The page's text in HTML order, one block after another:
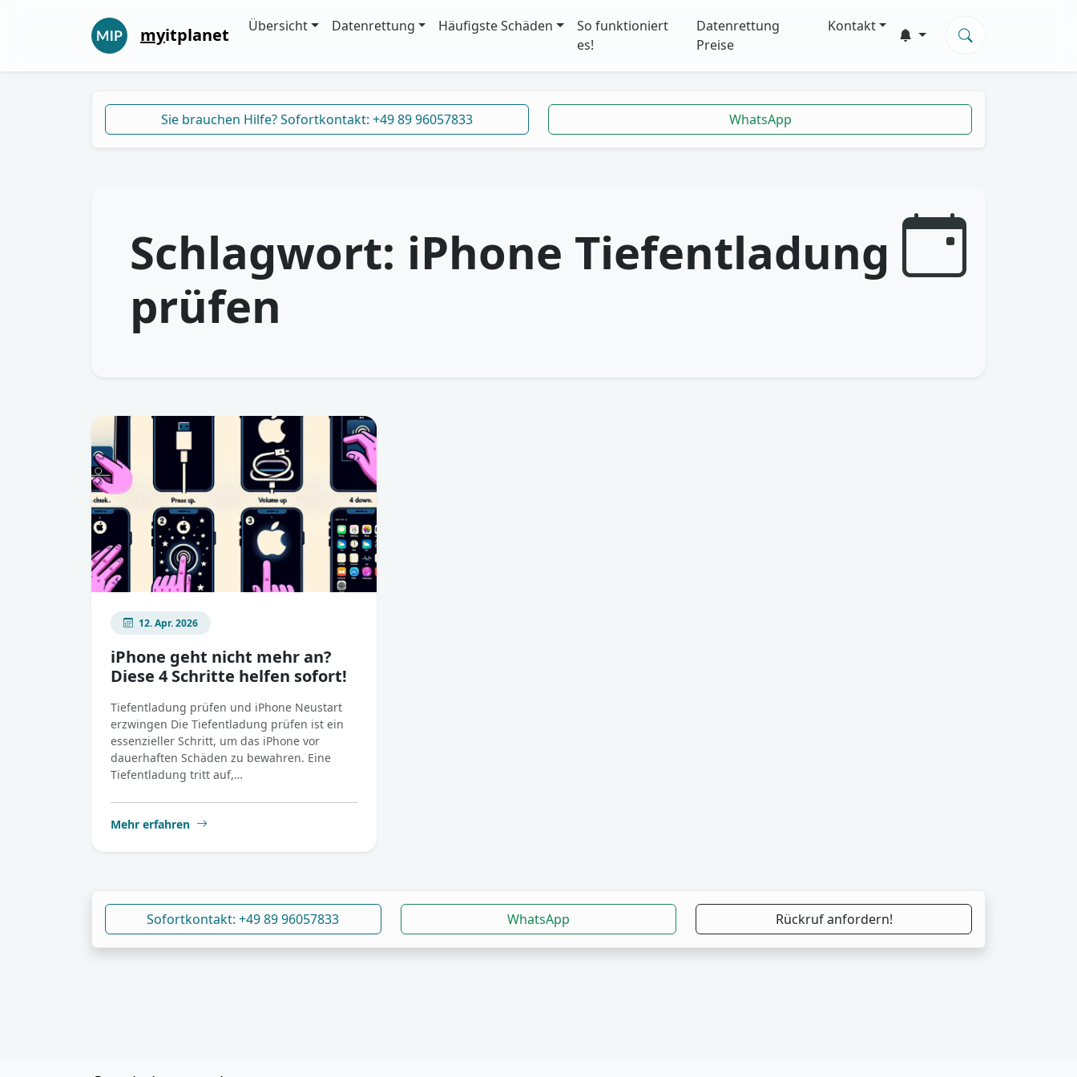
myitplanet Übersicht Datenrettung Häufigste Schäden
So funktioniert
es!
Datenrettung
Preise
Kontakt
Sie brauchen Hilfe? Sofortkontakt: +49 89 96057833 WhatsApp
Schlagwort: iPhone Tiefentladung
prüfen
12. Apr. 2026
iPhone geht nicht mehr an?
Diese 4 Schritte helfen sofort!
Tiefentladung prüfen und iPhone Neustart
erzwingen Die Tiefentladung prüfen ist ein
essenzieller Schritt, um das iPhone vor
dauerhaften Schäden zu bewahren. Eine
Tiefentladung tritt auf,…
Mehr erfahren
Sofortkontakt: +49 89 96057833 WhatsApp Rückruf anfordern!